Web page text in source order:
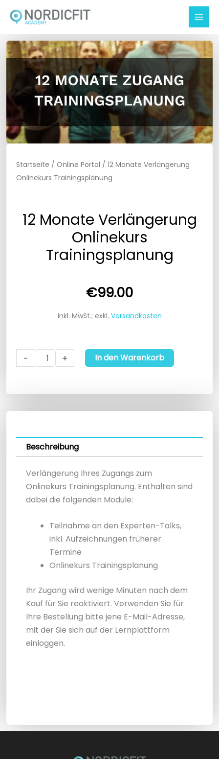
Inhalt
springen
Startseite /Online Portal / 12 Monate Verlängerung
Onlinekurs Trainingsplanung
12 Monate Verlängerung
Onlinekurs
Trainingsplanung
€99.00
inkl. MwSt.; exkl. Versandkosten
-
Monate
Onlinekurs
Trainingsplanung
+ In den Warenkorb
Beschreibung
Verlängerung Ihres Zugangs zum
Onlinekurs Trainingsplanung. Enthalten sind
dabei die folgenden Module:
Teilnahme an den Experten-Talks,
inkl. Aufzeichnungen früherer
Termine
Onlinekurs Trainingsplanung
Ihr Zugang wird wenige Minuten nach dem
Kauf für Sie reaktiviert. Verwenden Sie für
Ihre Bestellung bitte jene E-Mail-Adresse,
mit der Sie sich auf der Lernplattform
einloggen.